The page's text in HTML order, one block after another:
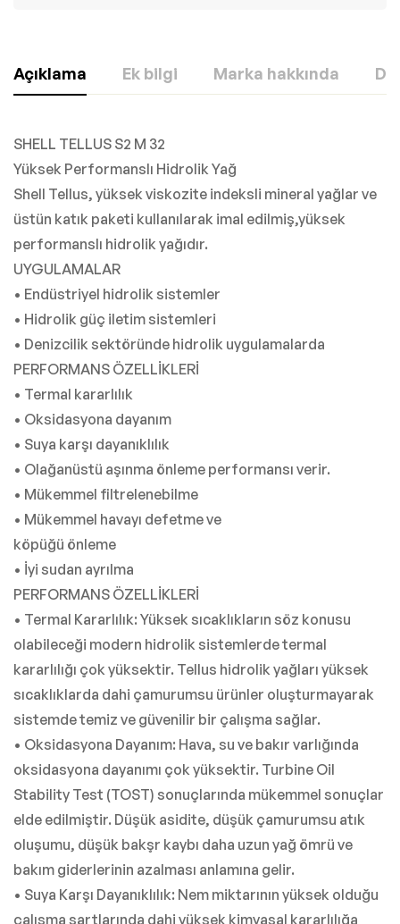
Açıklama Ek bilgi Marka hakkında
SHELL TELLUS S2 M 32
Yüksek Performanslı Hidrolik Yağ
Shell Tellus, yüksek viskozite indeksli mineral yağlar ve
üstün katık paketi kullanılarak imal edilmiş,yüksek
performanslı hidrolik yağıdır.
UYGULAMALAR
• Endüstriyel hidrolik sistemler
• Hidrolik güç iletim sistemleri
• Denizcilik sektöründe hidrolik uygulamalarda
PERFORMANS ÖZELLİKLERİ
• Termal kararlılık
• Oksidasyona dayanım
• Suya karşı dayanıklılık
• Olağanüstü aşınma önleme performansı verir.
• Mükemmel filtrelenebilme
• Mükemmel havayı defetme ve
köpüğü önleme
• İyi sudan ayrılma
PERFORMANS ÖZELLİKLERİ
• Termal Kararlılık: Yüksek sıcaklıkların söz konusu
olabileceği modern hidrolik sistemlerde termal
kararlılığı çok yüksektir. Tellus hidrolik yağları yüksek
sıcaklıklarda dahi çamurumsu ürünler oluşturmayarak
sistemde temiz ve güvenilir bir çalışma sağlar.
• Oksidasyona Dayanım: Hava, su ve bakır varlığında
oksidasyona dayanımı çok yüksektir. Turbine Oil
Stability Test (TOST) sonuçlarında mükemmel sonuçlar
elde edilmiştir. Düşük asidite, düşük çamurumsu atık
oluşumu, düşük bakşr kaybı daha uzun yağ ömrü ve
bakım giderlerinin azalması anlamına gelir.
• Suya Karşı Dayanıklılık: Nem miktarının yüksek olduğu
çalışma şartlarında dahi yüksek kimyasal kararlılığa